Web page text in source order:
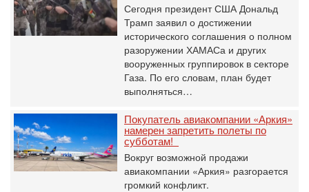
Сегодня президент США Дональд
Трамп заявил о достижении
исторического соглашения о полном
разоружении ХАМАСа и других
вооруженных группировок в секторе
Газа. По его словам, план будет
выполняться…
Покупатель авиакомпании «Аркия»
намерен запретить полеты по
субботам!
Вокруг возможной продажи
авиакомпании «Аркия» разгорается
громкий конфликт.